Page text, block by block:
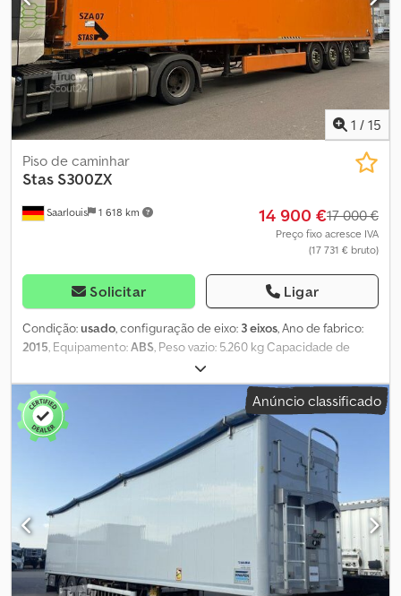
1 / 15
Saarlouis 1 618 km
Piso de caminhar
Stas S300ZX
14 900 €17 000 €
Preço fixo acresce IVA
(17 731 € bruto)
Solicitar Ligar
Condição:usado, configuração de eixo: 3 eixos, Ano de fabrico:
2015 , Equipamento:ABS , Peso vazio: 5.260 kg Capacidade de
carga: 33.740 kg GVW: 39.000 kg Cedpfxjydargs Algoha
Anúncio classificado